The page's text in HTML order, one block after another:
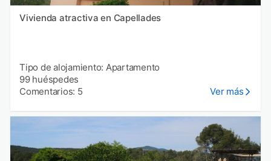
Vivienda atractiva en Capellades
Tipo de alojamiento: Apartamento
99 huéspedes
Comentarios: 5
Ver más